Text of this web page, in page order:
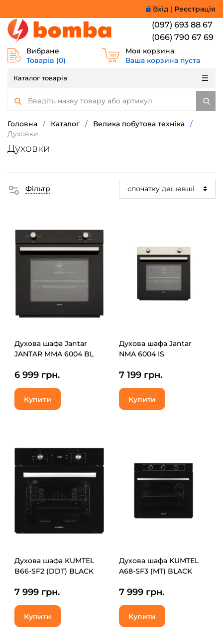
Вхід | Реєстрація
(097) 693 88 67
(066) 790 67 69
Вибране
Товарів (0)
Моя корзина
Ваша корзина пуста
Каталог товарів
Головна / Каталог / Велика побутова техніка
/
Духовки
Духовки
Фільтр
Духова шафа Jantar
JANTAR MMA 6004 BL
6 999 грн.
Купити
Духова шафа Jantar
NMA 6004 IS
7 199 грн.
Купити
Духова шафа KUMTEL
B66-SF2 (DDT) BLACK
7 999 грн.
Купити
Духова шафа KUMTEL
A68-SF3 (MT) BLACK
7 999 грн.
Купити